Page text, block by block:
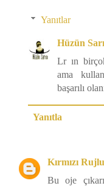
Yanıtlar
Hüzün
Lr ın
ama
başarılı
Yanıtla
Kırmızı
Bu oje